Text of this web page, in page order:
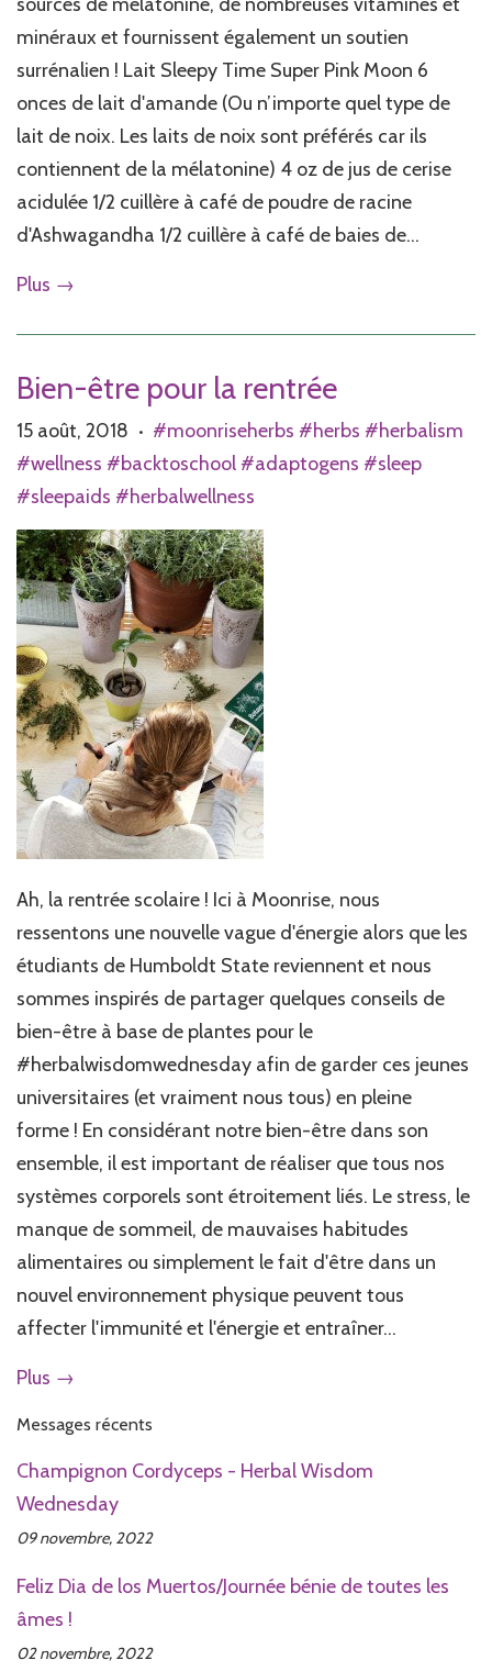
minéraux et fournissent également un soutien
surrénalien ! Lait Sleepy Time Super Pink Moon 6
onces de lait d'amande (Ou n’importe quel type de
lait de noix. Les laits de noix sont préférés car ils
contiennent de la mélatonine) 4 oz de jus de cerise
acidulée 1/2 cuillère à café de poudre de racine
d'Ashwagandha 1/2 cuillère à café de baies de...
Plus →
Bien-être pour la rentrée
15 août, 2018 •
#moonriseherbs #herbs #herbalism
#wellness #backtoschool #adaptogens #sleep
#sleepaids #herbalwellness
Ah, la rentrée scolaire ! Ici à Moonrise, nous
ressentons une nouvelle vague d'énergie alors que les
étudiants de Humboldt State reviennent et nous
sommes inspirés de partager quelques conseils de
bien-être à base de plantes pour le
#herbalwisdomwednesday afin de garder ces jeunes
universitaires (et vraiment nous tous) en pleine
forme ! En considérant notre bien-être dans son
ensemble, il est important de réaliser que tous nos
systèmes corporels sont étroitement liés. Le stress, le
manque de sommeil, de mauvaises habitudes
alimentaires ou simplement le fait d'être dans un
nouvel environnement physique peuvent tous
affecter l'immunité et l'énergie et entraîner...
Plus →
Messages récents
Champignon Cordyceps - Herbal Wisdom
Wednesday
09 novembre, 2022
Feliz Dia de los Muertos/Journée bénie de toutes les
âmes !
02 novembre, 2022